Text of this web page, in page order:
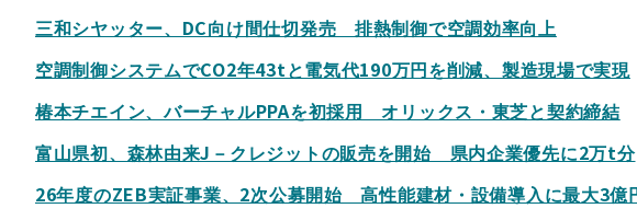
三和シヤッター、DC向け間仕切発売 排熱制御で空調効率向上
空調制御システムでCO2年43tと電気代190万円を削減、製造現場で実現
椿本チエイン、バーチャルPPAを初採用 オリックス・東芝と契約締結
富山県初、森林由来J－クレジットの販売を開始 県内企業優先に2万t分
26年度のZEB実証事業、2次公募開始 高性能建材・設備導入に最大3億